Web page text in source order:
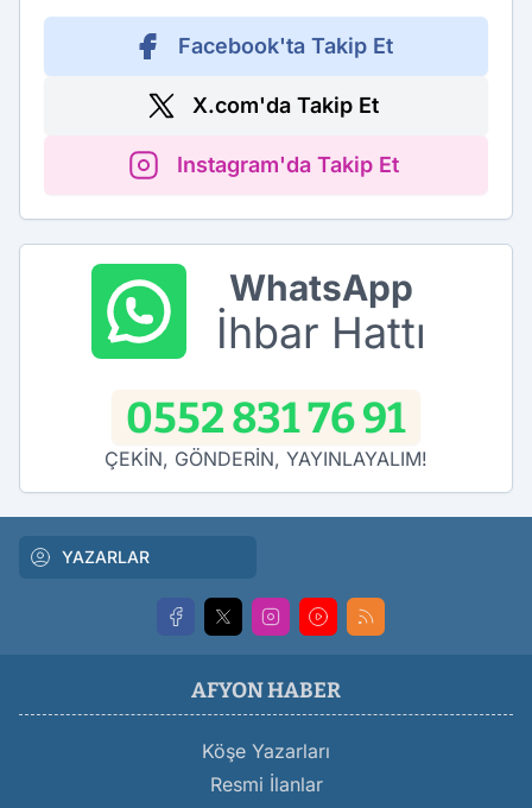
Facebook'ta Takip Et
X.com'da Takip Et
Instagram'da Takip Et
WhatsApp
İhbar Hattı
0552 831 76 91
ÇEKİN, GÖNDERİN, YAYINLAYALIM!
YAZARLAR
AFYON HABER
Köşe Yazarları
Resmi İlanlar